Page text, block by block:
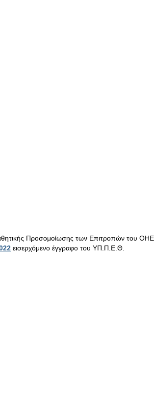
Προσομοίωσης των Επιτροπών του
εισερχόμενο έγγραφο του ΥΠ.Π.Ε.Θ.